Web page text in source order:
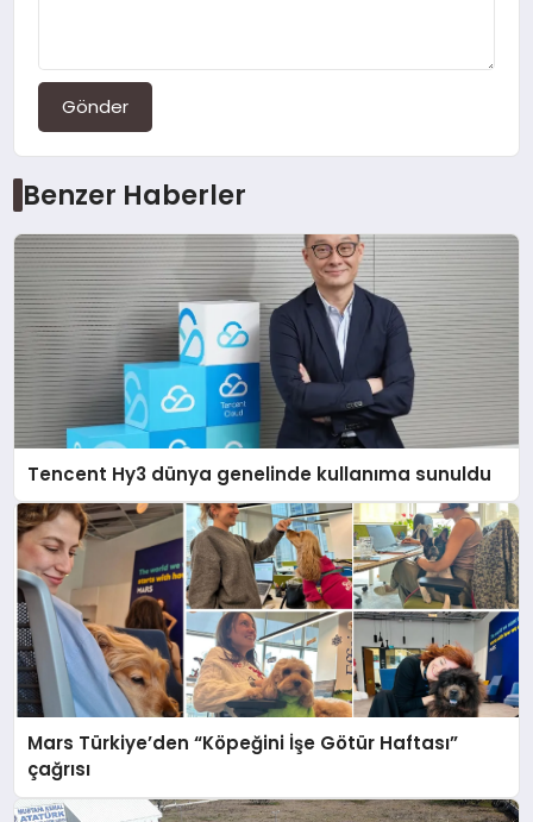
Gönder
Benzer Haberler
Tencent Hy3 dünya genelinde kullanıma sunuldu
Mars Türkiye’den “Köpeğini İşe Götür Haftası”
çağrısı